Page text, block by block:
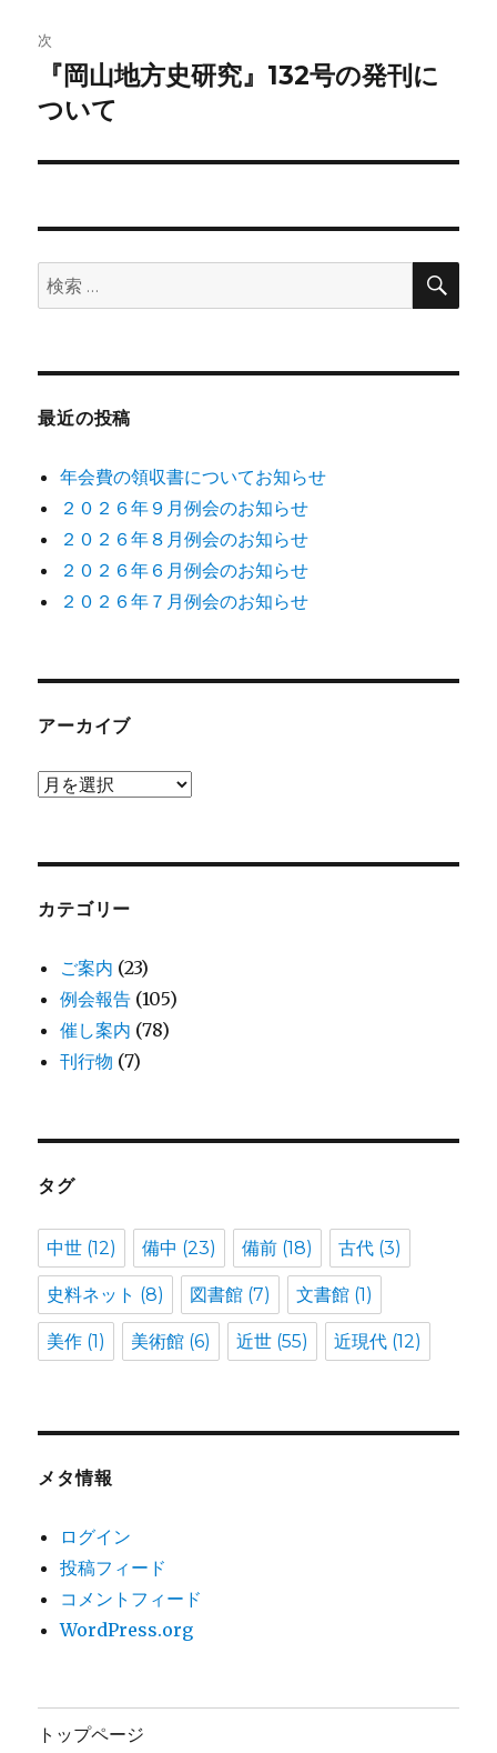
ビ
ゲ
ー
シ
ン
稿:
次
次
の
稿:
『岡山地方史研究』132号の発刊に
ついて
検
索:
検
最近の投稿
年会費の領収書についてお知らせ
２０２６年９月例会のお知らせ
２０２６年８月例会のお知らせ
２０２６年６月例会のお知らせ
２０２６年７月例会のお知らせ
アーカイブ
ア
ブ
カテゴリー
ご案内 (23)
例会報告 (105)
催し案内 (78)
刊行物 (7)
タグ
中世 (12) 備中 (23) 備前 (18) 古代 (3)
史料ネット (8) 図書館 (7) 文書館 (1)
美作 (1) 美術館 (6) 近世 (55) 近現代 (12)
メタ情報
ログイン
投稿フィード
コメントフィード
WordPress.org
トップページ